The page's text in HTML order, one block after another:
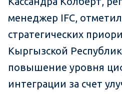
менеджер IFC,
стратегических
Кыргызской
повышение уровня
интеграции за счет